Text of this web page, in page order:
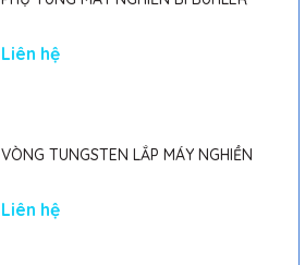
Liên hệ
VÒNG TUNGSTEN LẮP MÁY NGHIỀN
Liên hệ